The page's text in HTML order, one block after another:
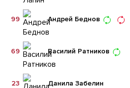
Андрей Беднов
99
Василий Ратников
69
Данила Забелин
23